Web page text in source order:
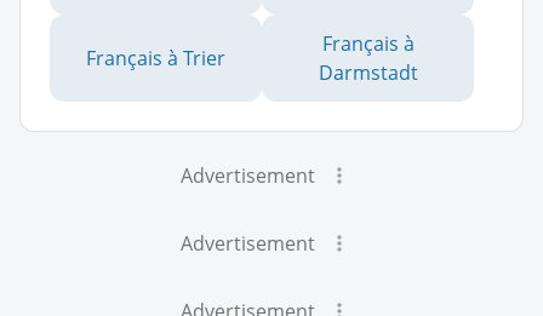
Français à Trier
Français à
Darmstadt
Advertisement
Advertisement